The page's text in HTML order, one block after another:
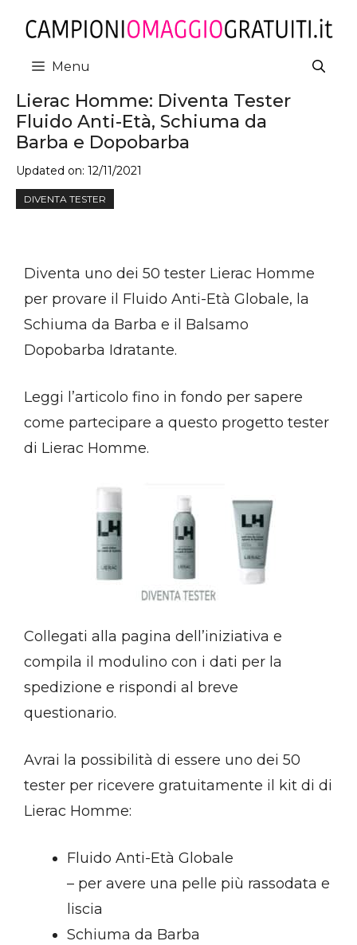
contenuto
Menu
Lierac Homme: Diventa Tester
Fluido Anti-Età, Schiuma da
Barba e Dopobarba
Updated on: 12/11/2021
DIVENTA TESTER
Diventa uno dei 50 tester Lierac Homme
per provare il Fluido Anti-Età Globale, la
Schiuma da Barba e il Balsamo
Dopobarba Idratante.
Leggi l’articolo fino in fondo per sapere
come partecipare a questo progetto tester
di Lierac Homme.
Collegati alla pagina dell’iniziativa e
compila il modulino con i dati per la
spedizione e rispondi al breve
questionario.
Avrai la possibilità di essere uno dei 50
tester per ricevere gratuitamente il kit di di
Lierac Homme:
Fluido Anti-Età Globale
– per avere una pelle più rassodata e
liscia
Schiuma da Barba